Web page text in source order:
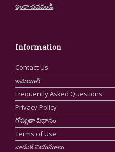
ఇంకా చదవండి.
Information
Contact Us
ఇమెయిల్
Frequently Asked Questions
Privacy Policy
గోప్యతా విధానం
Terms of Use
వాడుక నియమాలు